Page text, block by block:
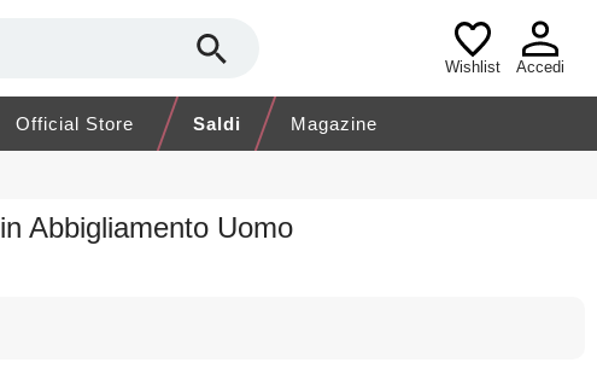
Wishlist Accedi
Official Store Saldi Magazine
in Abbigliamento Uomo